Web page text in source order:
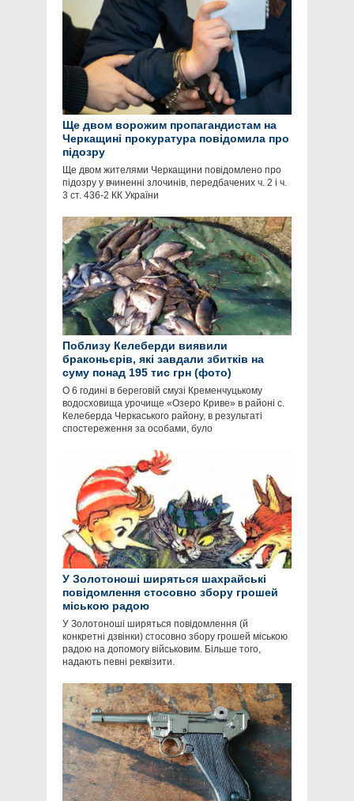
Ще двом ворожим пропагандистам на
Черкащині прокуратура повідомила про
підозру
Ще двом жителями Черкащини повідомлено про
підозру у вчиненні злочинів, передбачених ч. 2 і ч.
3 ст. 436-2 КК України
Поблизу Келеберди виявили
браконьєрів, які завдали збитків на
суму понад 195 тис грн (фото)
О 6 годині в береговій смузі Кременчуцькому
водосховища урочище «Озеро Криве» в районі с.
Келеберда Черкаського району, в результаті
спостереження за особами, було
У Золотоноші ширяться шахрайські
повідомлення стосовно збору грошей
міською радою
У Золотоноші ширяться повідомлення (й
конкретні дзвінки) стосовно збору грошей міською
радою на допомогу військовим. Більше того,
надають певні реквізити.